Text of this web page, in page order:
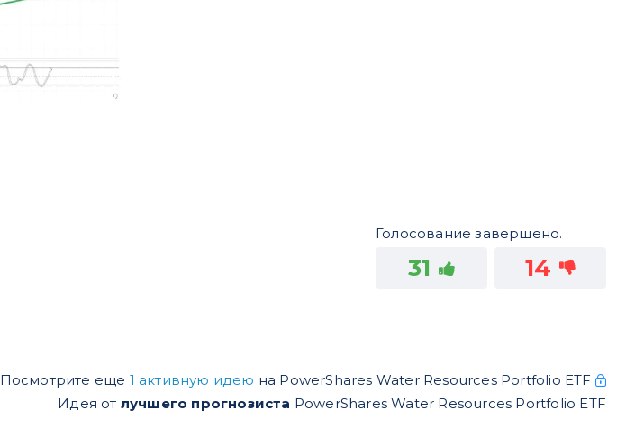
Голосование завершено.
31 14
Посмотрите еще 1 активную идею на PowerShares Water Resources Portfolio ETF
Идея от лучшего прогнозиста PowerShares Water Resources Portfolio ETF